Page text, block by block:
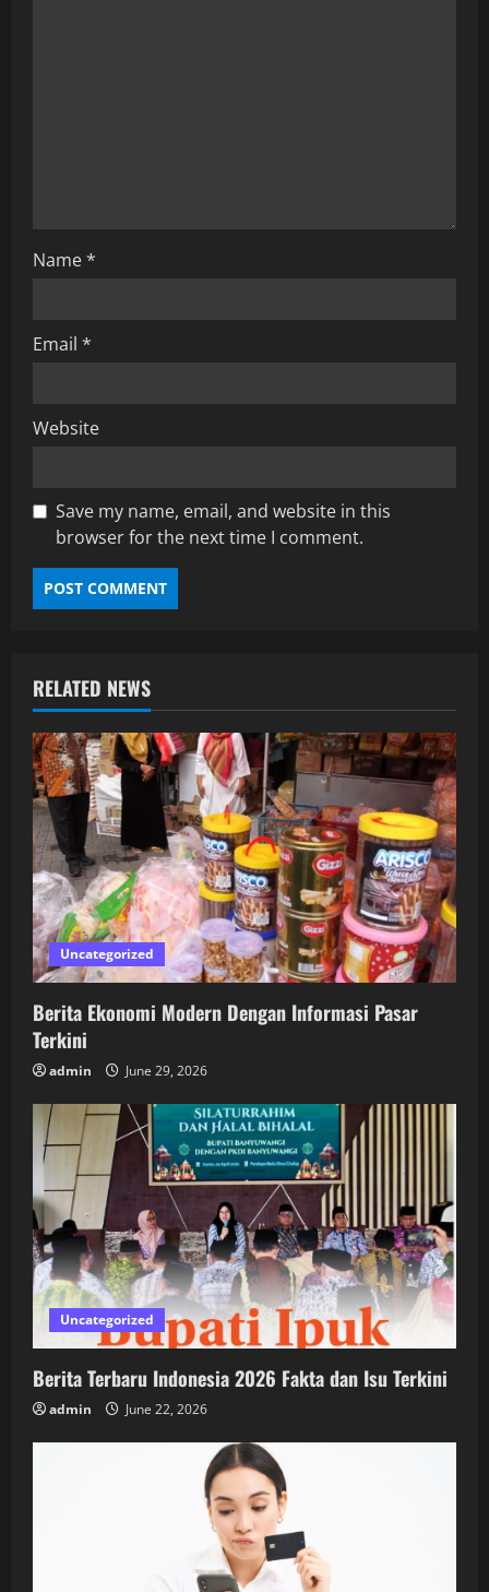
n
Name*
Email *
Website
Save my name, email, and website in this
browser for the next time I comment.
RELATED NEWS
Uncategorized
Berita Ekonomi Modern Dengan Informasi Pasar
Terkini
admin June 29, 2026
Uncategorized
Berita Terbaru Indonesia 2026 Fakta dan Isu Terkini
admin June 22, 2026